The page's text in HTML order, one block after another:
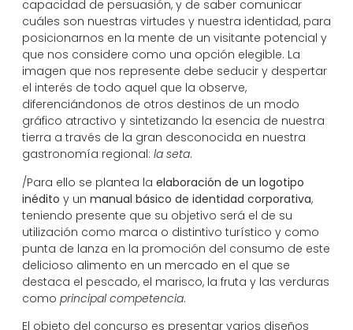
capacidad de persuasión, y de saber comunicar
cuáles son nuestras virtudes y nuestra identidad, para
posicionarnos en la mente de un visitante potencial y
que nos considere como una opción elegible. La
imagen que nos represente debe seducir y despertar
el interés de todo aquel que la observe,
diferenciándonos de otros destinos de un modo
gráfico atractivo y sintetizando la esencia de nuestra
tierra a través de la gran desconocida en nuestra
gastronomía regional: la seta.
/Para ello se plantea la elaboración de un logotipo
inédito y un manual básico de identidad corporativa,
teniendo presente que su objetivo será el de su
utilización como marca o distintivo turístico y como
punta de lanza en la promoción del consumo de este
delicioso alimento en un mercado en el que se
destaca el pescado, el marisco, la fruta y las verduras
como principal competencia.
El objeto del concurso es presentar varios diseños